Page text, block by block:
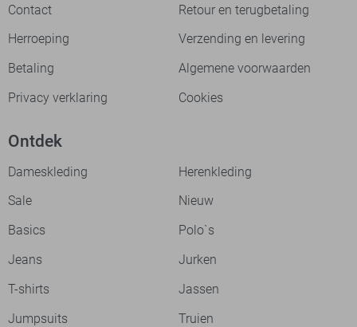
Contact
Retour en terugbetaling
Herroeping
Verzending en levering
Betaling
Algemene voorwaarden
Privacy verklaring
Cookies
Ontdek
Dameskleding
Herenkleding
Sale
Nieuw
Basics
Polo`s
Jeans
Jurken
T-shirts
Jassen
Jumpsuits
Truien